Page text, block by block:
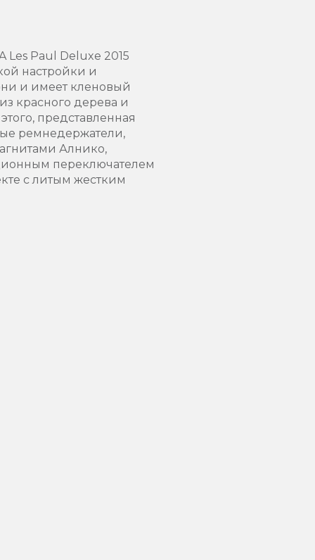
Les Paul Deluxe 2015
настройки и
и имеет кленовый
красного дерева и
представленная
ремнедержатели,
Алнико,
переключателем
с литым жестким